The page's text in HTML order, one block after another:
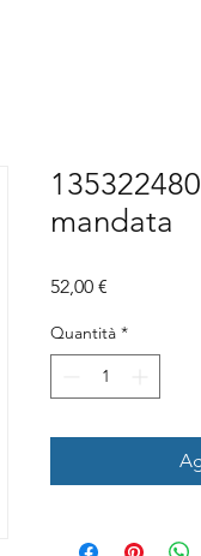
mandata
52,00 €
Quantità *